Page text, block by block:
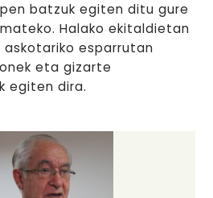
batzuk egiten ditu gure
Halako ekitaldietan
esparrutan
eta gizarte
egiten dira.